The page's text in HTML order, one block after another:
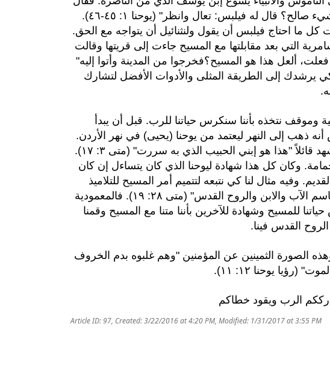
له نثنائيل: أمِن الناصرة يمكن أن يكون شيء صالح؟ قال له فيلبس: تعال وانظر" (يوحنا ١: ٤٥-٤٦).
كل ما احتاج فيلبس أن يقول ولنثنائيل أن يتواجه مع الحق.
التي بعد مقابلتها مع المسيح جاءت إلى قريتها وقالت
ألعل هذا هو المسيح؟فخرجوا من المدينة وأتوا إليه"
كي يرشدك إلى الطريقة المثلى والأدوات الأفضل لتشارك
وموقف نتخذه بأننا سنكرس حياتنا للرب. قبل أن يبدأ
ذهب إلى النهر ليعتمد من يوحنا (يحيى) في نهر الأردن.
وعند معموديته اتى صوت من السماء يشهد قائلاً "هذا هو إبني الحبيب الذي به سررت" (متى ٣: ١٧).
وكان كل هذا شهادة ليوحنا الذي كان يتساءل إن كان
وفيه مثال لنا كي نتبعه لتتميم أمر المسيح للتلاميذ
"فاذهبوا وتلمذوا جميع الأمم وعمدوهم باسم الآب والابن والروح القدس" (متى ٢٨: ١٩). فالمعمودية
للمسيح وشهادة للآخرين بأننا متنا مع المسيح وقمنا
القدس فينا.
الصورة الثمينين عن المؤمنين "وهم غلبوه بدم الخروف
يوحنا ١٢: ١١).
الرب ويقود خطاكم
Article ID: 97, Created: 3/22/2016 at 4:20 PM, Modified: 1/31/2017 at 3:55 PM